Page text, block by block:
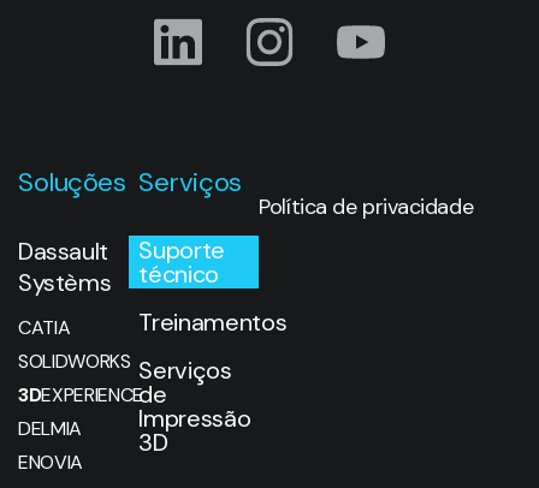
Soluções
Dassault
Systèms
CATIA
SOLIDWORKS
3DEXPERIENCE
DELMIA
ENOVIA
Serviços
Suporte
técnico
Treinamentos
Serviços
de
Impressão
3D
Política de privacidade